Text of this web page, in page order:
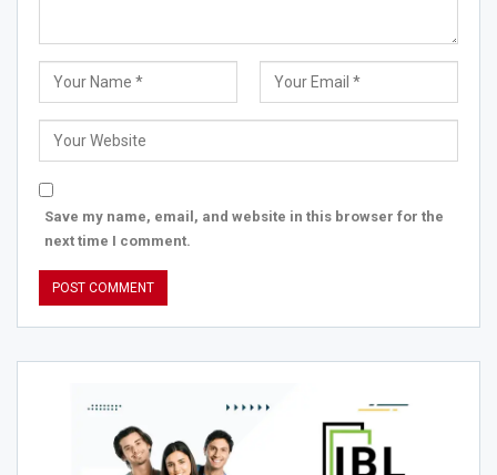
Save my name, email, and website in this browser for the
next time I comment.